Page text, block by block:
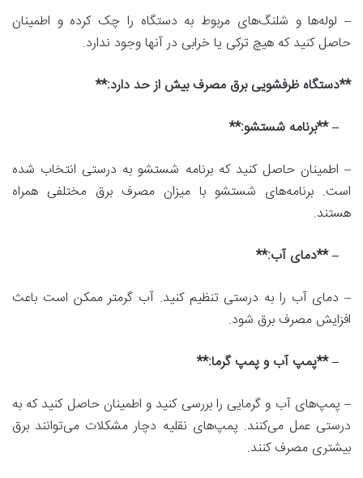
– لوله‌ها و شلنگ‌های مربوط به دستگاه را چک کرده و اطمینان
حاصل کنید که هیچ ترکی یا خرابی در آنها وجود ندارد.
**دستگاه ظرفشویی برق مصرف بیش از حد دارد:**
– **برنامه شستشو:**
– اطمینان حاصل کنید که برنامه شستشو به درستی انتخاب شده
است. برنامه‌های شستشو با میزان مصرف برق مختلفی همراه
هستند.
– **دمای آب:**
– دمای آب را به درستی تنظیم کنید. آب گرمتر ممکن است باعث
افزایش مصرف برق شود.
– **پمپ آب و پمپ گرما:**
– پمپ‌های آب و گرمایی را بررسی کنید و اطمینان حاصل کنید که به
درستی عمل می‌کنند. پمپ‌های نقلیه دچار مشکلات می‌توانند برق
بیشتری مصرف کنند.